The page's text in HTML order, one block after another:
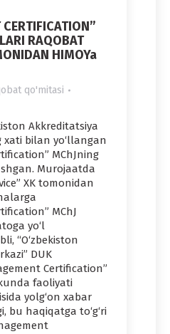
RAQOBAT
HIMOYa
qo'mitasi
Akkreditatsiya
xati bilan yo‘llangan
MChJning
Murojaatda
XK tomonidan
MChJ
yo‘l
“O‘zbekiston
DUK
Certification”
faoliyati
yolg‘on xabar
bu haqiqatga to‘g‘ri